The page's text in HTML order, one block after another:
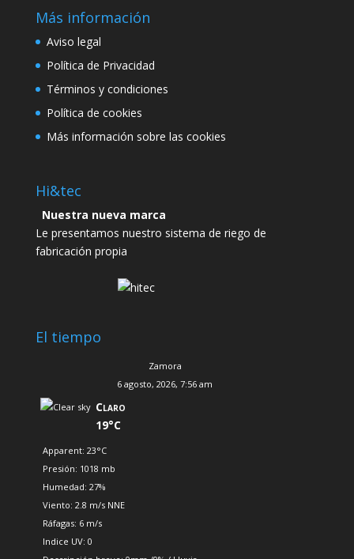
Más información
Aviso legal
Política de Privacidad
Términos y condiciones
Política de cookies
Más información sobre las cookies
Hi&tec
Nuestra nueva marca
Le presentamos nuestro sistema de riego de
fabricación propia
El tiempo
Zamora
6 agosto, 2026, 7:56 am
Claro
19°C
Apparent: 23°C
Presión: 1018 mb
Humedad: 27%
Viento: 2.8 m/s NNE
Ráfagas: 6 m/s
Indice UV: 0